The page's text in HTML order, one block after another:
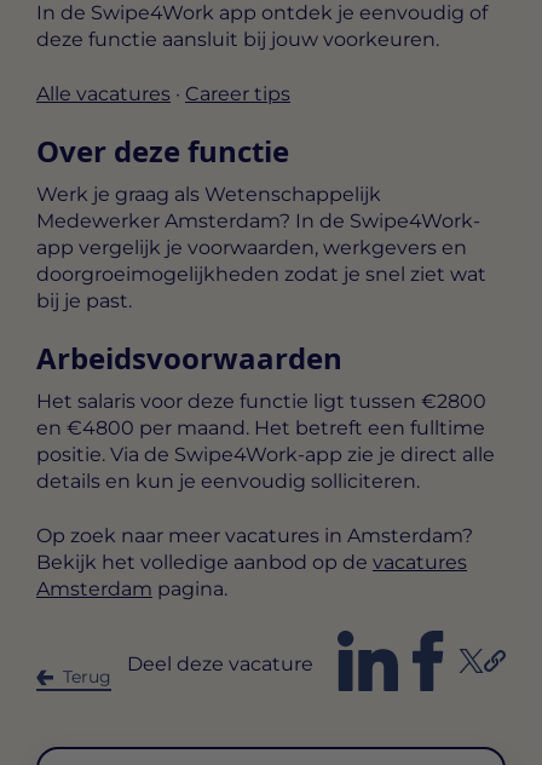
In de Swipe4Work app ontdek je eenvoudig of
deze functie aansluit bij jouw voorkeuren.
Alle vacatures · Career tips
Over deze functie
Werk je graag als Wetenschappelijk
Medewerker Amsterdam? In de Swipe4Work-
app vergelijk je voorwaarden, werkgevers en
doorgroeimogelijkheden zodat je snel ziet wat
bij je past.
Arbeidsvoorwaarden
Het salaris voor deze functie ligt tussen €2800
en €4800 per maand . Het betreft een fulltime
positie. Via de Swipe4Work-app zie je direct alle
details en kun je eenvoudig solliciteren.
Op zoek naar meer vacatures in Amsterdam?
Bekijk het volledige aanbod op de vacatures
Amsterdam pagina.
Terug
Deel deze vacature